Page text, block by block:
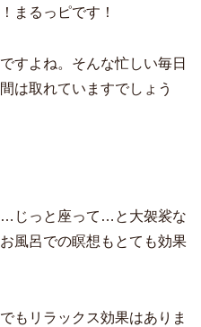
まるっピです！
すよね。そんな忙しい毎日
は取れていますでしょう
じっと座って…と大袈裟な
風呂での瞑想もとても効果
もリラックス効果はありま